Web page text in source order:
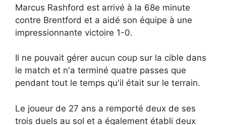
Marcus Rashford est arrivé à la 68e minute
contre Brentford et a aidé son équipe à une
impressionnante victoire 1-0.
Il ne pouvait gérer aucun coup sur la cible dans
le match et n'a terminé quatre passes que
pendant tout le temps qu'il était sur le terrain.
Le joueur de 27 ans a remporté deux de ses
trois duels au sol et a également établi deux